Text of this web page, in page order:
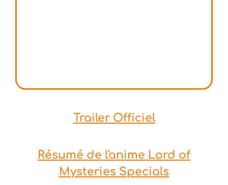
Trailer Officiel
Résumé de l'anime Lord of
Mysteries Specials